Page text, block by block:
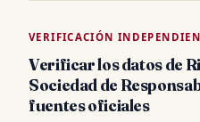
VERIFICACIÓN
Verificar los datos de
Sociedad de
fuentes oficiales